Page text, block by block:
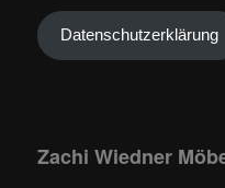
Datenschutzerklärung
Zachi Wiedner